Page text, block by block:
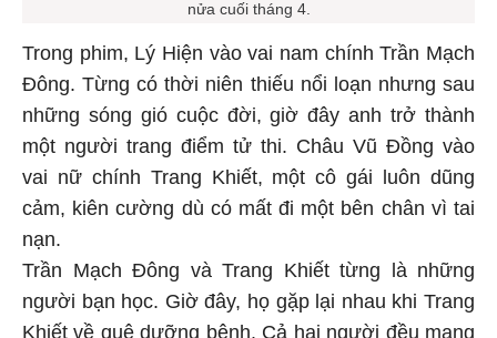
nửa cuối tháng 4.
Trong phim, Lý Hiện vào vai nam chính Trần Mạch
Đông. Từng có thời niên thiếu nổi loạn nhưng sau
những sóng gió cuộc đời, giờ đây anh trở thành
một người trang điểm tử thi. Châu Vũ Đồng vào
vai nữ chính Trang Khiết, một cô gái luôn dũng
cảm, kiên cường dù có mất đi một bên chân vì tai
nạn.
Trần Mạch Đông và Trang Khiết từng là những
người bạn học. Giờ đây, họ gặp lại nhau khi Trang